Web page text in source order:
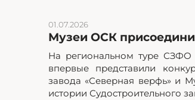
Музеи ОСК
01.07.2026
На региональном туре СЗФО
впервые представили
завода «Северная верфь» и
истории Судостроительного